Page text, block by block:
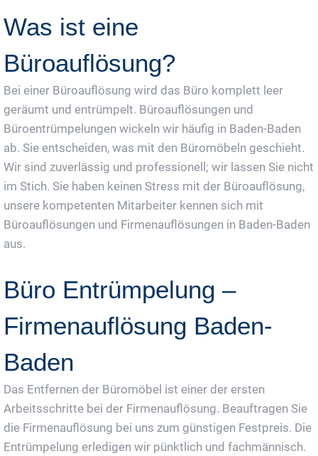
Was ist eine
Büroauflösung?
Bei einer Büroauflösung wird das Büro komplett leer
geräumt und entrümpelt. Büroauflösungen und
Büroentrümpelungen wickeln wir häufig in Baden-Baden
ab. Sie entscheiden, was mit den Büromöbeln geschieht.
Wir sind zuverlässig und professionell; wir lassen Sie nicht
im Stich. Sie haben keinen Stress mit der Büroauflösung,
unsere kompetenten Mitarbeiter kennen sich mit
Büroauflösungen und Firmenauflösungen in Baden-Baden
aus.
Büro Entrümpelung –
Firmenauflösung Baden-
Baden
Das Entfernen der Büromöbel ist einer der ersten
Arbeitsschritte bei der Firmenauflösung. Beauftragen Sie
die Firmenauflösung bei uns zum günstigen Festpreis. Die
Entrümpelung erledigen wir pünktlich und fachmännisch.